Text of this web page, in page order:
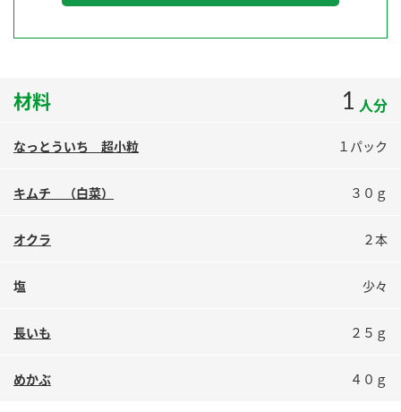
すしラボ
ぽん酢サワー
鍋奉行マニュアル
ミツカンのCM
人気商品 ＋ おすすめレシピ
キッザニア東京「ぽん酢工房」
地図から取り扱い店舗を探す
業務用サイト 製造所固有記号一覧
材料 1 人分
なっとういち 超小粒 １パック
キムチ （白菜） ３０ｇ
オクラ ２本
塩 少々
長いも ２５ｇ
めかぶ ４０ｇ